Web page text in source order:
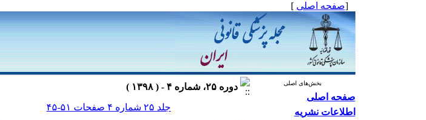
[صفحه اصلی ]
بخش‌های اصلی
صفحه اصلی
اطلاعات نشریه
دوره ۲۵، شماره ۴ - ( ۱۳۹۸ )
جلد ۲۵ شماره ۴ صفحات ۵۱-۴۵